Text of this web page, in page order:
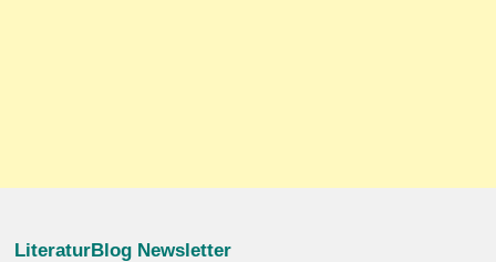
LiteraturBlog Newsletter